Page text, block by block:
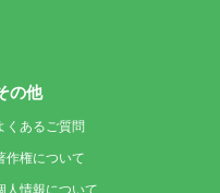
の他
くあるご質問
作権について